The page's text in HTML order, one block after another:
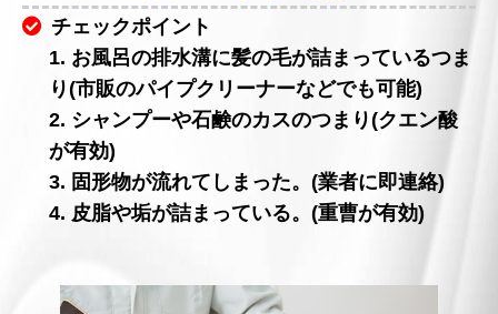
チェックポイント
1. お風呂の排水溝に髪の毛が詰まっているつま
り(市販のパイプクリーナーなどでも可能)
2. シャンプーや石鹸のカスのつまり(クエン酸
が有効)
3. 固形物が流れてしまった。(業者に即連絡)
4. 皮脂や垢が詰まっている。(重曹が有効)